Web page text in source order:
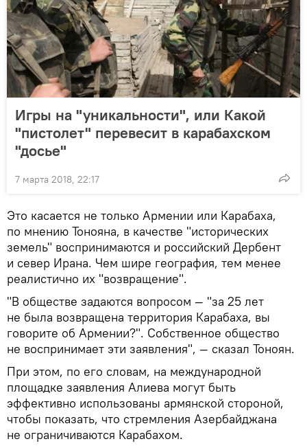
Игры на "уникальности", или Какой
"пистолет" перевесит в карабахском
"досье"
7 марта 2018, 22:17
Это касается не только Армении или Карабаха,
по мнению Тонояна, в качестве "исторических
земель" воспринимаются и российский Дербент
и север Ирана. Чем шире география, тем менее
реалистично их "возвращение".
"В обществе задаются вопросом — "за 25 лет
не была возвращена территория Карабаха, вы
говорите об Армении?". Собственное общество
не воспринимает эти заявления", — сказал Тоноян.
При этом, по его словам, на международной
площадке заявления Алиева могут быть
эффективно использованы армянской стороной,
чтобы показать, что стремления Азербайджана
не ограничиваются Карабахом.